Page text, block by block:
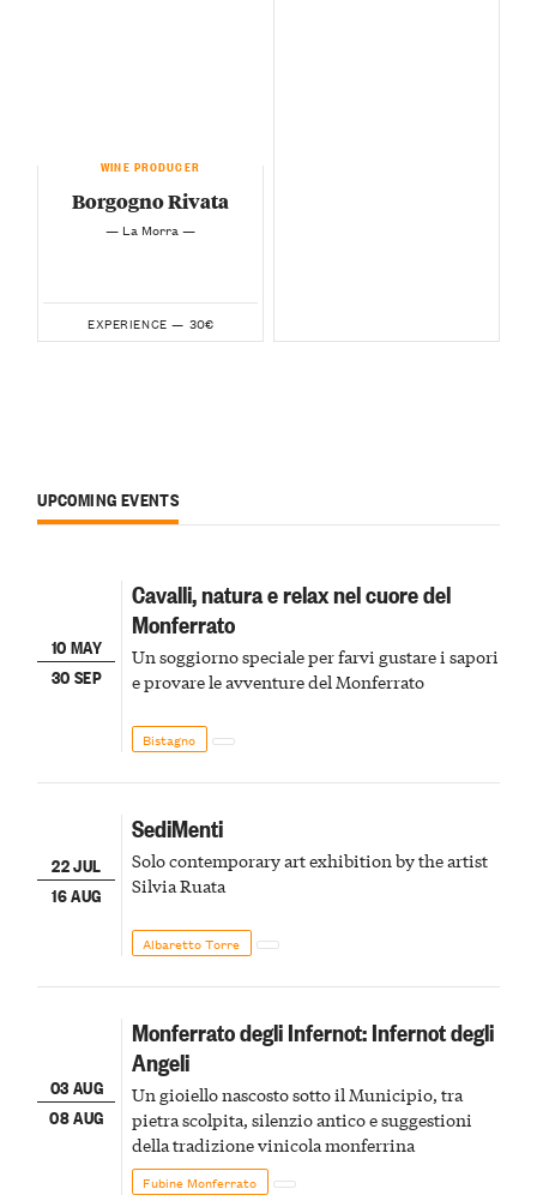
WINE PRODUCER
Borgogno Rivata
— La Morra —
EXPERIENCE — 30€
UPCOMING EVENTS
10 MAY
30 SEP
Cavalli, natura e relax nel cuore del
Monferrato
Un soggiorno speciale per farvi gustare i sapori
e provare le avventure del Monferrato
Bistagno
22 JUL
16 AUG
SediMenti
Solo contemporary art exhibition by the artist
Silvia Ruata
Albaretto Torre
03 AUG
08 AUG
Monferrato degli Infernot: Infernot degli
Angeli
Un gioiello nascosto sotto il Municipio, tra
pietra scolpita, silenzio antico e suggestioni
della tradizione vinicola monferrina
Fubine Monferrato